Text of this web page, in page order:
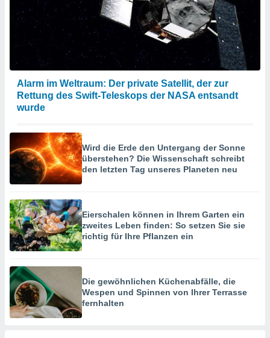
Alarm im Weltraum: Der private Satellit, der zur
Rettung des Swift-Teleskops der NASA entsandt
wurde
Wird die Erde den Untergang der Sonne
überstehen? Die Wissenschaft schreibt
den letzten Tag unseres Planeten neu
Eierschalen können in Ihrem Garten ein
zweites Leben finden: So setzen Sie sie
richtig für Ihre Pflanzen ein
Die gewöhnlichen Küchenabfälle, die
Wespen und Spinnen von Ihrer Terrasse
fernhalten